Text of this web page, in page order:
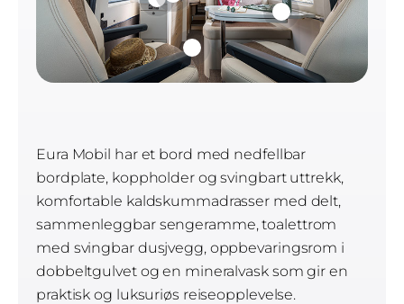
Eura Mobil har et bord med nedfellbar
bordplate, koppholder og svingbart uttrekk,
komfortable kaldskummadrasser med delt,
sammenleggbar sengeramme, toalettrom
med svingbar dusjvegg, oppbevaringsrom i
dobbeltgulvet og en mineralvask som gir en
praktisk og luksuriøs reiseopplevelse.